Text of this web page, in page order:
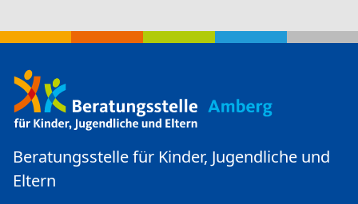
Beratungsstelle für Kinder, Jugendliche und
Eltern